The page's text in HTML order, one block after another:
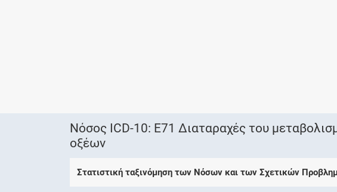
Νόσος ICD-10: E71 Διαταραχές του
οξέων
Στατιστική ταξινόμηση των Νόσων και των Σχετικών